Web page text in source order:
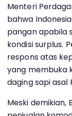
Menteri
bahwa
pangan apabila
kondisi surplus.
respons atas
yang membuka
daging sapi asal
Meski demikian,